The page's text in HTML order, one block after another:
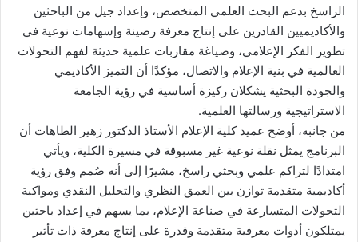
الراسخ بدعم البحث العلمي المتخصص، وإعداد جيل من الباحثين
والأكاديميين القادرين على إنتاج معرفة رصينة وإسهامات نوعية في
تطوير الفكر الإعلامي، وصياغة مقاربات علمية حديثة لفهم التحولات
العالمية في بنية الإعلام والاتصال، مؤكدًا أن التميز الأكاديمي
والجودة البحثية يشكلان ركيزة أساسية في رؤية الجامعة
الاستراتيجية ورسالتها العلمية.
من جانبه، أوضح عميد كلية الإعلام الأستاذ الدكتور زهير الطاهات أن
البرنامج يمثل نقلة نوعية غير مسبوقة في مسيرة الكلية، ويأتي
امتدادًا لتراكم علمي وبحثي راسخ، مشيرًا إلى أنه صُمم وفق رؤية
أكاديمية متقدمة توازن بين العمق النظري والتحليل النقدي ومواكبة
التحولات المتسارعة في صناعة الإعلام، بما يسهم في إعداد باحثين
يمتلكون أدوات معرفية متقدمة وقدرة على إنتاج معرفة ذات تأثير